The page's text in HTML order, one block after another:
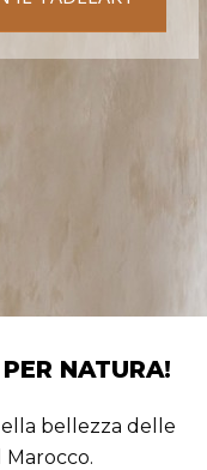
NATURA!
bellezza delle
Marocco.